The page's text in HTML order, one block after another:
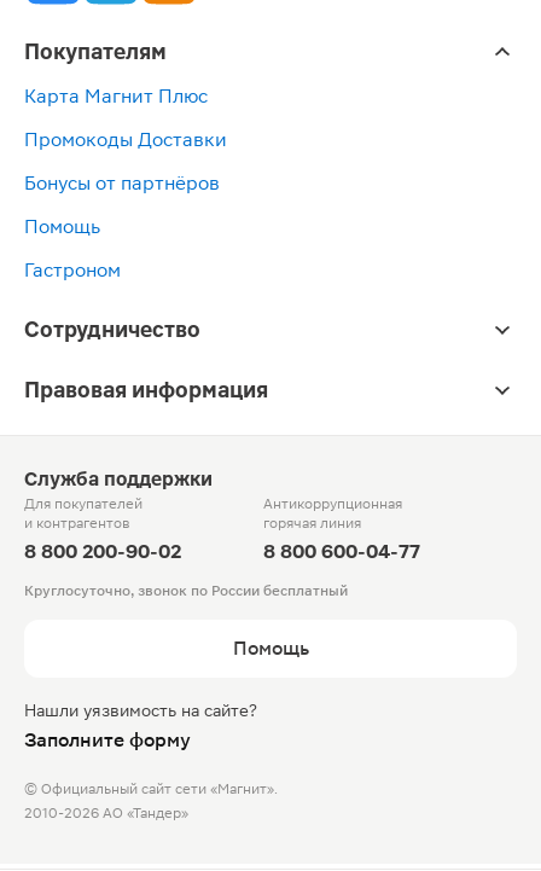
Покупателям
Карта Магнит Плюс
Промокоды Доставки
Бонусы от партнёров
Помощь
Гастроном
Сотрудничество
Правовая информация
Служба поддержки
Для покупателей
и контрагентов
8 800 200-90-02
Антикоррупционная
горячая линия
8 800 600-04-77
Круглосуточно, звонок по России бесплатный
Помощь
Нашли уязвимость на сайте?
Заполните форму
© Официальный сайт сети «Магнит».
2010-2026 АО «Тандер»